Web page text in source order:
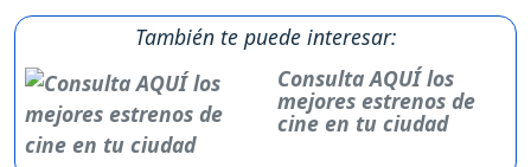
También te puede interesar:
Consulta AQUÍ los
mejores estrenos de
cine en tu ciudad